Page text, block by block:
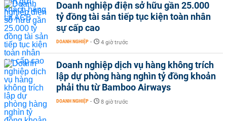
Doanh nghiệp điện sở hữu gần 25.000
tỷ đồng tài sản tiếp tục kiện toàn nhân
sự cấp cao
DOANH NGHIỆP - 4 giờ trước
Doanh nghiệp dịch vụ hàng không trích
lập dự phòng hàng nghìn tỷ đồng khoản
phải thu từ Bamboo Airways
DOANH NGHIỆP - 8 giờ trước